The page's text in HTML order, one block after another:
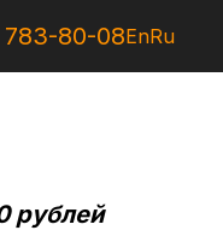
80-08EnRu
рублей